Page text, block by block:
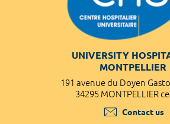
UNIVERSITY
MONTPELLIER
191 avenue du Doyen
34295 MONTPELLIER
Contact us